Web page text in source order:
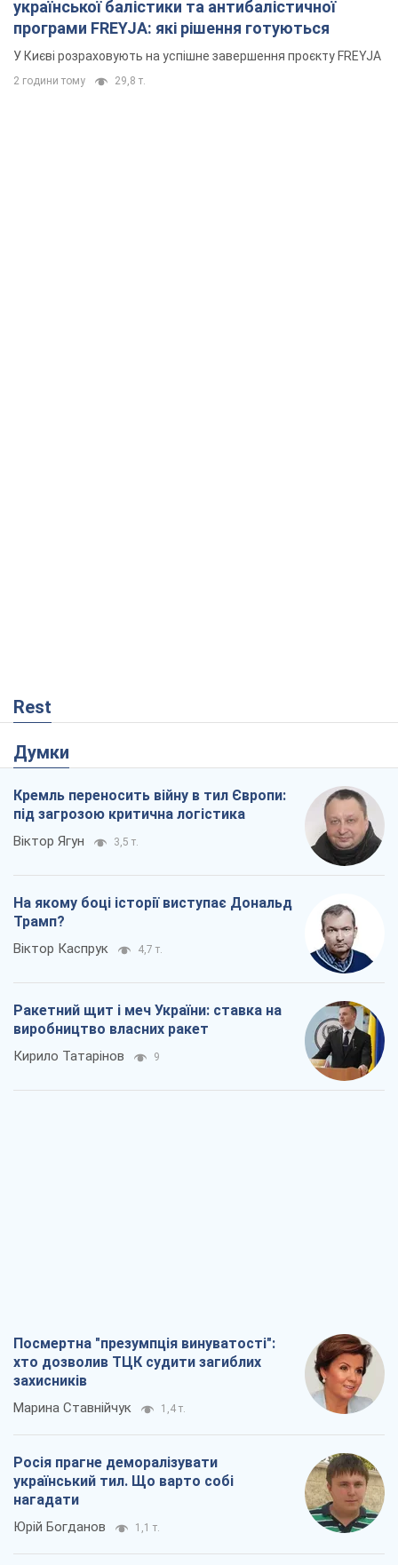
української балістики та антибалістичної
програми FREYJA: які рішення готуються
У Києві розраховують на успішне завершення проєкту FREYJA
2 години тому 29,8 т.
Rest
Думки
Кремль переносить війну в тил Європи:
під загрозою критична логістика
Віктор Ягун 3,5 т.
На якому боці історії виступає Дональд
Трамп?
Віктор Каспрук 4,7 т.
Ракетний щит і меч України: ставка на
виробництво власних ракет
Кирило Татарінов 9
Посмертна "презумпція винуватості":
хто дозволив ТЦК судити загиблих
захисників
Марина Ставнійчук 1,4 т.
Росія прагне деморалізувати
український тил. Що варто собі
нагадати
Юрій Богданов 1,1 т.